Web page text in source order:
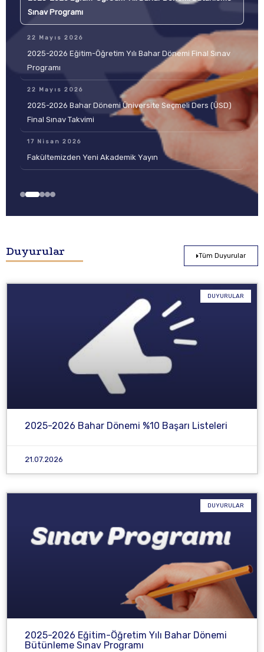
Sınav Programı
22 Mayıs 2026
2025-2026 Eğitim-Öğretim Yılı Bahar Dönemi Final Sınav
Programı
22 Mayıs 2026
2025-2026 Bahar Dönemi Üniversite Seçmeli Ders (ÜSD)
Final Sınav Takvimi
17 Nisan 2026
Fakültemizden Yeni Akademik Yayın
Duyurular Tüm Duyurular
DUYURULAR
2025-2026 Bahar Dönemi %10 Başarı Listeleri
21.07.2026
DUYURULAR
2025-2026 Eğitim-Öğretim Yılı Bahar Dönemi
Bütünleme Sınav Programı